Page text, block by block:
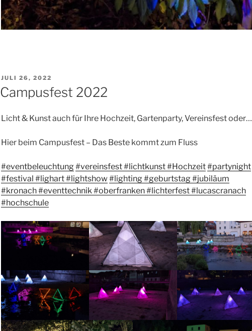
VERÖFFENTLICHT
AM
JULI 26, 2022
Campusfest 2022
Licht & Kunst auch für Ihre Hochzeit, Gartenparty, Vereinsfest oder…
Hier beim Campusfest – Das Beste kommt zum Fluss
#eventbeleuchtung#vereinsfest#lichtkunst#Hochzeit#partynight
#festival #lighart#lightshow #lighting#geburtstag#jubiläum
#kronach#eventtechnik#oberfranken#lichterfest#lucascranach
#hochschule